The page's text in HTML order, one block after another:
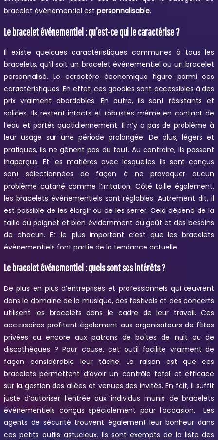
bracelet événementiel est personnalisable.
Le bracelet événementiel : qu’est-ce qui le caractérise ?
Il existe quelques caractéristiques communes à tous les
bracelets, qu’il soit un bracelet événementiel ou un bracelet
personnalisé. Le caractère économique figure parmi ces
caractéristiques. En effet, ces goodies sont accessibles à des
prix vraiment abordables. En outre, ils sont résistants et
solides. Ils restent intacts et robustes même en contact de
l’eau et portés quotidiennement. Il n’y a pas de problème à
leur usage sur une période prolongée. De plus, légers et
pratiques, ils ne gênent pas du tout. Au contraire, ils passent
inaperçus. Et les matières avec lesquelles ils sont conçus
sont sélectionnées de façon à ne provoquer aucun
problème cutané comme l’irritation. Côté taille également,
les bracelets événementiels sont réglables. Autrement dit, il
est possible de les élargir ou de les serrer. Cela dépend de la
taille du poignet et bien évidemment du goût et des besoins
de chacun. Et le plus important c’est que les bracelets
événementiels font partie de la tendance actuelle.
Le bracelet événementiel : quels sont ses intérêts ?
De plus en plus d’entreprises et professionnels qui œuvrent
dans le domaine de la musique, des festivals et des concerts
utilisent les bracelets dans le cadre de leur travail. Ces
accessoires profitent également aux organisateurs de fêtes
privées ou encore aux patrons de boîtes de nuit ou de
discothèques ? Pour cause, cet outil facilite vraiment de
façon considérable leur tâche. La raison est que ces
bracelets permettent d’avoir un contrôle total et efficace
sur la gestion des allées et venues des invités. En fait, il suffit
juste d’autoriser l’entrée aux individus munis de bracelets
événementiels conçus spécialement pour l’occasion. Les
agents de sécurité trouvent également leur bonheur dans
ces petits outils astucieux. Ils sont exempts de la liste des